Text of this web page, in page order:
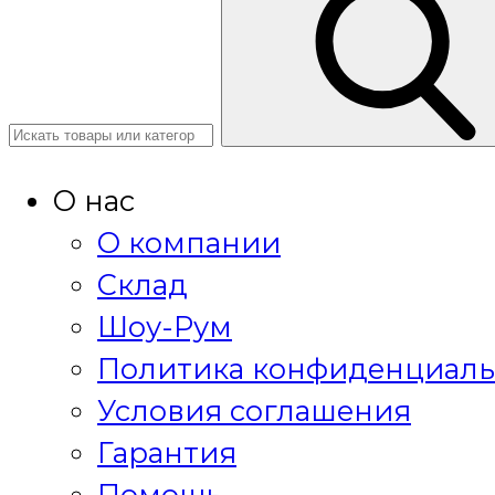
О нас
О компании
Склад
Шоу-Рум
Политика
Условия соглашения
Гарантия